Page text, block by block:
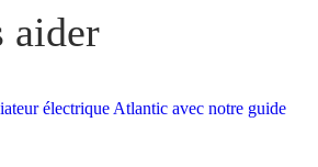
aider
électrique Atlantic avec notre guide